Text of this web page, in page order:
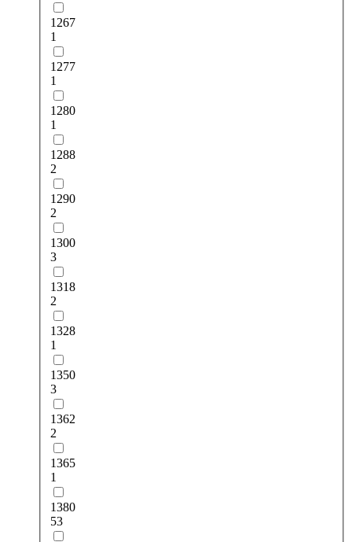
1267
1
1277
1
1280
1
1288
2
1290
2
1300
3
1318
2
1328
1
1350
3
1362
2
1365
1
1380
53